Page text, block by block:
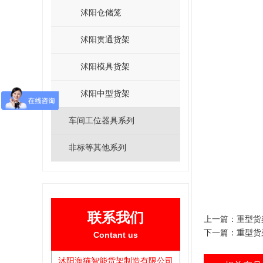
沭阳仓储笼
沭阳贯通货架
沭阳模具货架
沭阳中型货架
车间工位器具系列
非标等其他系列
联系我们
Contant us
沭阳海猫智能货架制造有限公司
上一篇： 重型货
下一篇： 重型货